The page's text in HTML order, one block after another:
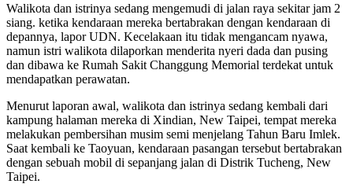
Walikota dan istrinya sedang mengemudi di jalan raya sekitar jam 2
siang. ketika kendaraan mereka bertabrakan dengan kendaraan di
depannya, lapor UDN. Kecelakaan itu tidak mengancam nyawa,
namun istri walikota dilaporkan menderita nyeri dada dan pusing
dan dibawa ke Rumah Sakit Changgung Memorial terdekat untuk
mendapatkan perawatan.
Menurut laporan awal, walikota dan istrinya sedang kembali dari
kampung halaman mereka di Xindian, New Taipei, tempat mereka
melakukan pembersihan musim semi menjelang Tahun Baru Imlek.
Saat kembali ke Taoyuan, kendaraan pasangan tersebut bertabrakan
dengan sebuah mobil di sepanjang jalan di Distrik Tucheng, New
Taipei.